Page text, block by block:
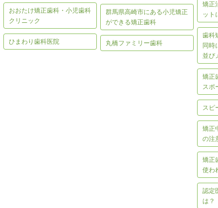
おおたけ矯正歯科・小児歯科
クリニック
ひまわり歯科医院
群馬県高崎市にある小児矯正
ができる矯正歯科
丸橋ファミリー歯科
矯正
ット
歯科
同時
並び
矯正
スポ
スピ
矯正
の注
矯正
使わ
認定
は？